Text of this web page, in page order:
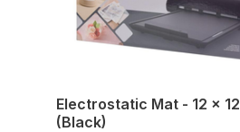
Electrostatic Mat - 12 x 12
(Black)